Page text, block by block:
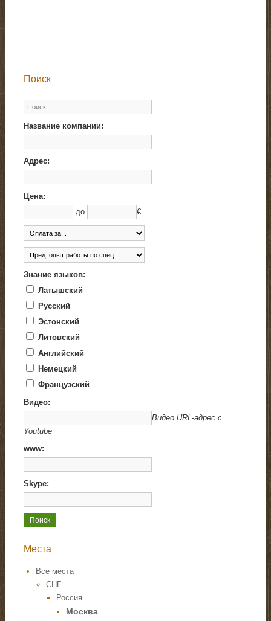
Поиск
Название компании:
Адрес:
Цена:
до
€
Знание языков:
Латышский
Русский
Эстонский
Литовский
Английский
Немецкий
Французский
Видео:
Видео URL-адрес с
Youtube
www:
Skype:
Места
Все места
СНГ
Россия
Москва